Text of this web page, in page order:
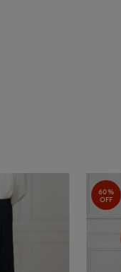
60%
OFF